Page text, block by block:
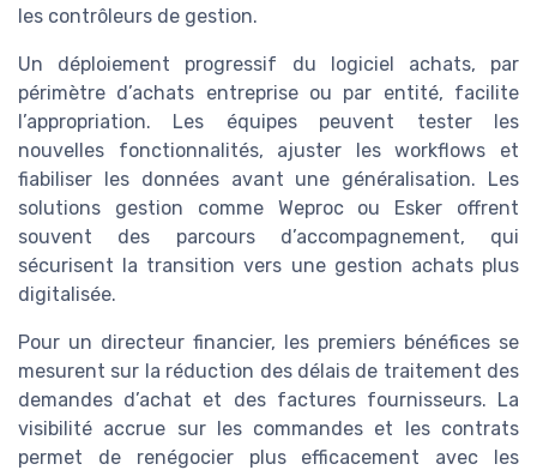
les contrôleurs de gestion.
Un déploiement progressif du logiciel achats, par
périmètre d’achats entreprise ou par entité, facilite
l’appropriation. Les équipes peuvent tester les
nouvelles fonctionnalités, ajuster les workflows et
fiabiliser les données avant une généralisation. Les
solutions gestion comme Weproc ou Esker offrent
souvent des parcours d’accompagnement, qui
sécurisent la transition vers une gestion achats plus
digitalisée.
Pour un directeur financier, les premiers bénéfices se
mesurent sur la réduction des délais de traitement des
demandes d’achat et des factures fournisseurs. La
visibilité accrue sur les commandes et les contrats
permet de renégocier plus efficacement avec les